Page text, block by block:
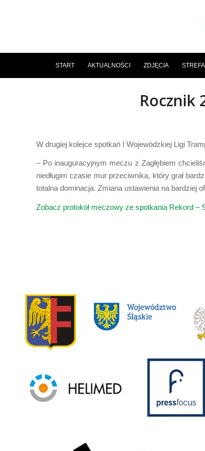
START AKTUALNOŚCI ZDJĘCIA
Rocznik
W drugiej kolejce spotkań I Wojewódzkiej Ligi
– Po inauguracyjnym meczu z Zagłębiem
niedługim czasie mur przeciwnika, który grał
totalna dominacja. Zmiana ustawienia na bardziej
Zobacz protokół meczowy ze spotkania Rekord –